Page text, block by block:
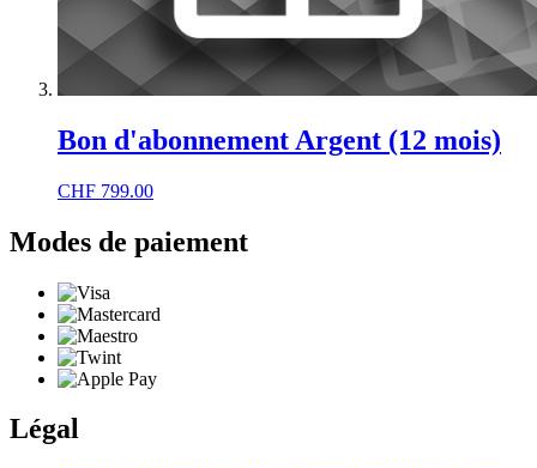
Bon d'abonnement Argent (12 mois)
CHF 799.00
Modes de paiement
Légal